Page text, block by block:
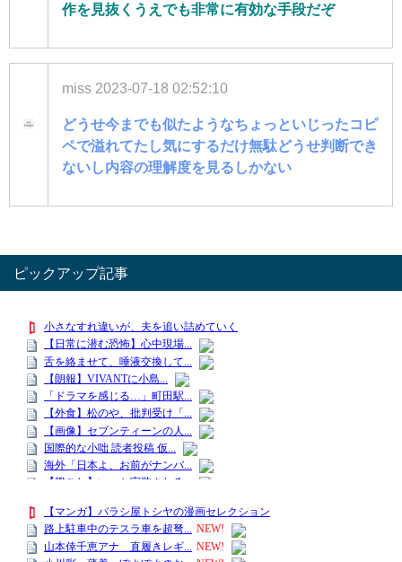
作を見抜くうえでも非常に有効な手段だぞ
miss 2023-07-18 02:52:10
どうせ今までも似たようなちょっといじったコピ
ペで溢れてたし気にするだけ無駄どうせ判断でき
ないし内容の理解度を見るしかない
ピックアップ記事